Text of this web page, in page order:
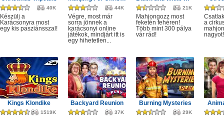
40K
Készülj a
Karácsonyra most
egy kis pasziánsszal!
44K
Végre, most már
sorra jönnek a
karácsonyi online
játékok, mindjárt itt is
egy hihetetlen...
21K
Mahjongozz most
feketén fehéren!
Több mint 300 pálya
vár rád!
a
nagyot!
Kings Klondike
1519K
Backyard Reunion
37K
Burning Mysteries
29K